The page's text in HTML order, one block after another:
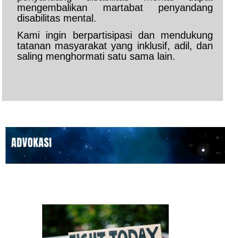
mengembalikan martabat penyandang
disabilitas mental.
Kami ingin berpartisipasi dan mendukung
tatanan masyarakat yang inklusif, adil, dan
saling menghormati satu sama lain.